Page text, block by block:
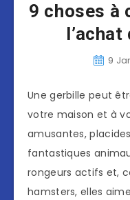
9 choses à
l’achat
9
Une gerbille peut
votre maison et à
amusantes,
fantastiques
rongeurs actifs et,
hamsters, elles